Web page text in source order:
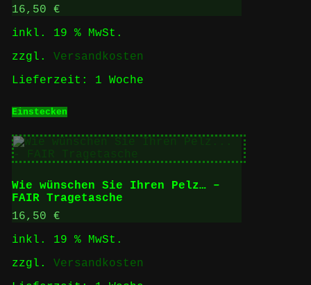
16,50 €
inkl. 19 % MwSt.
zzgl. Versandkosten
Lieferzeit: 1 Woche
Einstecken
Wie wünschen Sie Ihren Pelz… –
FAIR Tragetasche
16,50 €
inkl. 19 % MwSt.
zzgl. Versandkosten